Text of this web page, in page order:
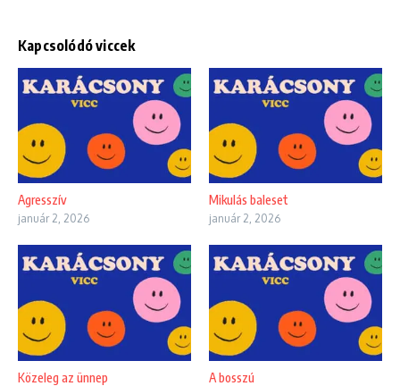
Kapcsolódó viccek
Agresszív
január 2, 2026
Mikulás baleset
január 2, 2026
Közeleg az ünnep A bosszú